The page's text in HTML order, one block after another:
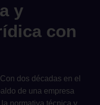
y
con
Con dos décadas en el
de una empresa